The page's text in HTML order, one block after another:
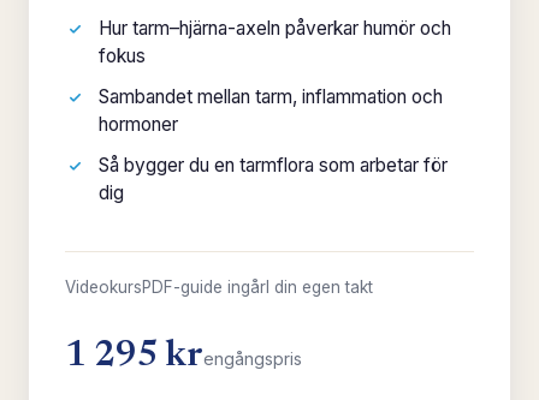
Hur tarm–hjärna-axeln påverkar humör och
fokus
Sambandet mellan tarm, inflammation och
hormoner
Så bygger du en tarmflora som arbetar för
dig
VideokursPDF-guide ingår I din egen takt
1 295 krengångspris